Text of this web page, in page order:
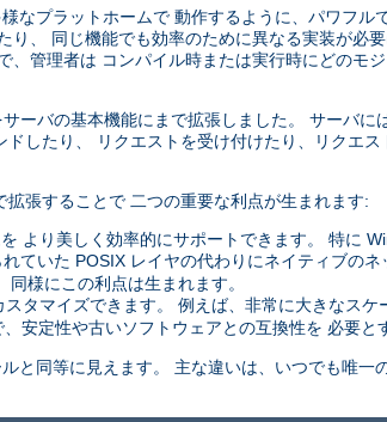
なプラットホームで 動作するように、パワフ
り、 同じ機能でも効率のために異なる実装が必
、管理者は コンパイル時または実行時にどのモ
ーバの基本機能にまで拡張しました。 サーバ
したり、 リクエストを受け付けたり、リクエ
張することで 二つの重要な利点が生まれます:
より美しく効率的にサポートできます。 特に
ていた POSIX レイヤの代わりにネイティブの
様にこの利点は生まれます。
タマイズできます。 例えば、非常に大きなスケ
安定性や古いソフトウェアとの互換性を 必要と
と同等に見えます。 主な違いは、いつでも唯